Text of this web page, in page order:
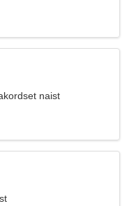
naist